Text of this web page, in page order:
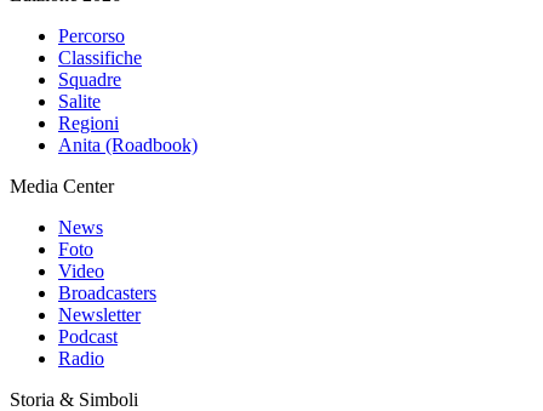
Percorso
Classifiche
Squadre
Salite
Regioni
Anita (Roadbook)
Media Center
News
Foto
Video
Broadcasters
Newsletter
Podcast
Radio
Storia & Simboli